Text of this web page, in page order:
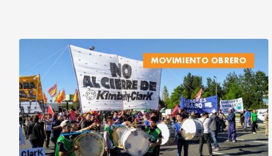
MOVIMIENTO OBRERO